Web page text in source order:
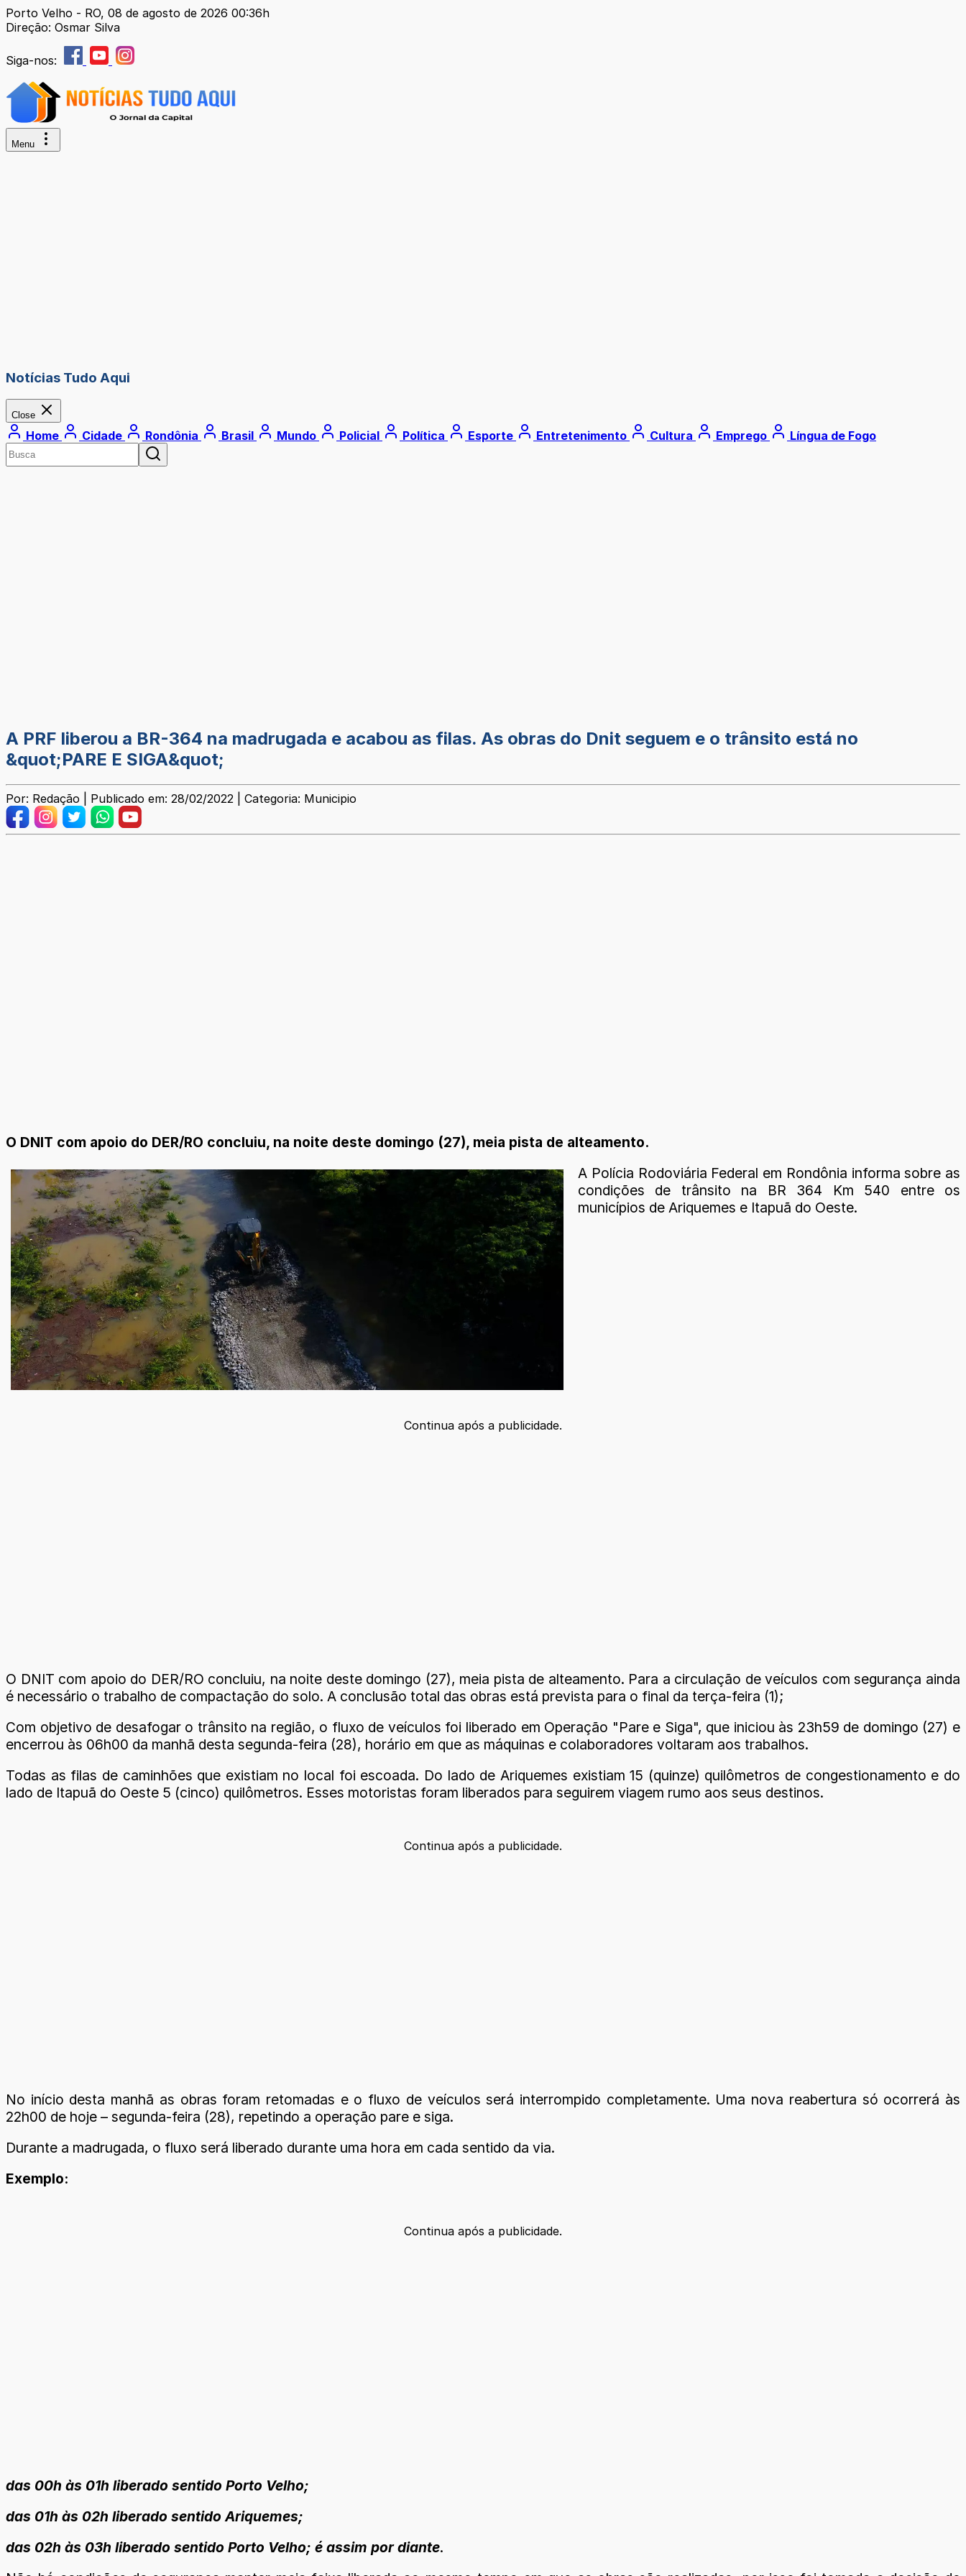
Porto Velho - RO, 08 de agosto de 2026 00:36h
Direção: Osmar Silva
Siga-nos:
Menu
Notícias Tudo Aqui
Close
Home Cidade Rondônia Brasil Mundo Policial Política Esporte Entretenimento Cultura Emprego Língua de Fogo
A PRF liberou a BR-364 na madrugada e acabou as filas. As obras do Dnit seguem e o trânsito está no
&quot;PARE E SIGA&quot;
Por: Redação | Publicado em: 28/02/2022 | Categoria: Municipio
O DNIT com apoio do DER/RO concluiu, na noite deste domingo (27), meia pista de alteamento.
A Polícia Rodoviária Federal em Rondônia informa sobre as
condições de trânsito na BR 364 Km 540 entre os
municípios de Ariquemes e Itapuã do Oeste.
Continua após a publicidade.
O DNIT com apoio do DER/RO concluiu, na noite deste domingo (27), meia pista de alteamento. Para a circulação de veículos com segurança ainda
é necessário o trabalho de compactação do solo. A conclusão total das obras está prevista para o final da terça-feira (1);
Com objetivo de desafogar o trânsito na região, o fluxo de veículos foi liberado em Operação "Pare e Siga", que iniciou às 23h59 de domingo (27) e
encerrou às 06h00 da manhã desta segunda-feira (28), horário em que as máquinas e colaboradores voltaram aos trabalhos.
Todas as filas de caminhões que existiam no local foi escoada. Do lado de Ariquemes existiam 15 (quinze) quilômetros de congestionamento e do
lado de Itapuã do Oeste 5 (cinco) quilômetros. Esses motoristas foram liberados para seguirem viagem rumo aos seus destinos.
Continua após a publicidade.
No início desta manhã as obras foram retomadas e o fluxo de veículos será interrompido completamente. Uma nova reabertura só ocorrerá às
22h00 de hoje – segunda-feira (28), repetindo a operação pare e siga.
Durante a madrugada, o fluxo será liberado durante uma hora em cada sentido da via.
Exemplo:
Continua após a publicidade.
das 00h às 01h liberado sentido Porto Velho;
das 01h às 02h liberado sentido Ariquemes;
das 02h às 03h liberado sentido Porto Velho; é assim por diante.